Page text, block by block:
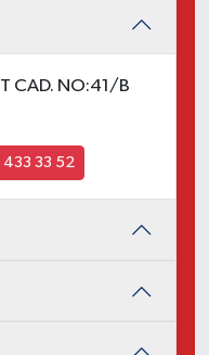
CAD. NO:41/B
433 33 52